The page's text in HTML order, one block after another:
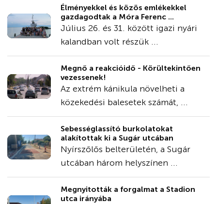
Élményekkel és közös emlékekkel
gazdagodtak a Móra Ferenc ...
Július 26. és 31. között igazi nyári
kalandban volt részük ...
Megnő a reakcióidő - Körültekintően
vezessenek!
Az extrém kánikula növelheti a
közekedési balesetek számát, ...
Sebességlassító burkolatokat
alakítottak ki a Sugár utcában
Nyírszőlős belterületén, a Sugár
utcában három helyszínen ...
Megnyitották a forgalmat a Stadion
utca irányába